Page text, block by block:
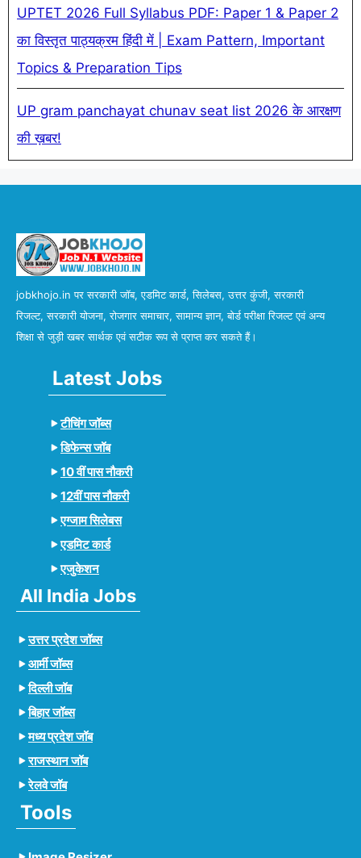
UPTET 2026 Full Syllabus PDF: Paper 1 & Paper 2
का विस्तृत पाठ्यक्रम हिंदी में | Exam Pattern, Important
Topics & Preparation Tips
UP gram panchayat chunav seat list 2026 के आरक्षण
की ख़बर!
jobkhojo.in पर सरकारी जॉब, एडमिट कार्ड, सिलेबस, उत्तर कुंजी, सरकारी
रिजल्ट, सरकारी योजना, रोजगार समाचार, सामान्य ज्ञान, बोर्ड परीक्षा रिजल्ट एवं अन्य
शिक्षा से जुड़ी खबर सार्थक एवं सटीक रूप से प्राप्त कर सकते हैं।
Latest Jobs
टीचिंग जॉब्स
डिफेन्स जॉब
10 वीं पास नौकरी
12वीं पास नौकरी
एग्जाम सिलेबस
एडमिट कार्ड
एजुकेशन
All India Jobs
उत्तर प्रदेश जॉब्स
आर्मी जॉब्स
दिल्ली जॉब
बिहार जॉब्स
मध्य प्रदेश जॉब
राजस्थान जॉब
रेलवे जॉब
Tools